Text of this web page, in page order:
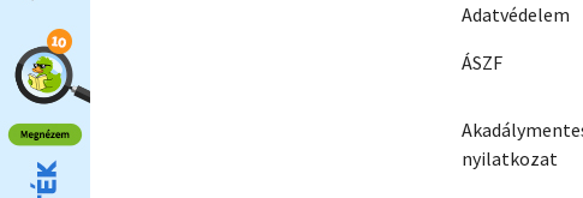
Adatvédelem
ÁSZF
nyilatkozat